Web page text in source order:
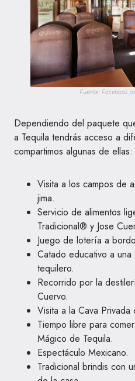
Fuente: Facebook
Dependiendo del paquete
a Tequila tendrás acceso a
compartimos algunas de ellas:
Visita a los campos de
jima.
Servicio de alimentos
Tradicional® y Jose
Juego de lotería a
Catado educativo a
tequilero.
Recorrido por la
Cuervo.
Visita a la Cava Privada
Tiempo libre para
Mágico de Tequila.
Espectáculo Mexicano.
Tradicional brindis con